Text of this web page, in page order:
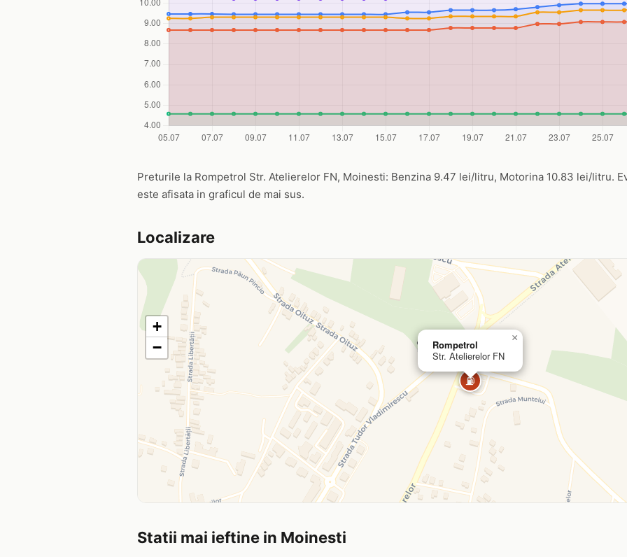
Preturile la Rompetrol Str. Atelierelor FN, Moinesti: Benzina 9.47 lei/litru, Motorina 10.83 lei/litru.
este afisata in graficul de mai sus.
Localizare
⛽
Rompetrol
Str. Atelierelor FN
×
+
−
Statii mai ieftine in Moinesti